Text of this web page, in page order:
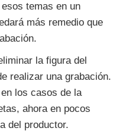
temas en un
más remedio que
la figura del
realizar una grabación.
los casos de la
ahora en pocos
del productor.